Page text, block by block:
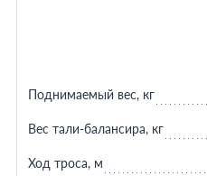
Поднимаемый вес, кг
Вес тали-балансира, кг
Ход троса, м